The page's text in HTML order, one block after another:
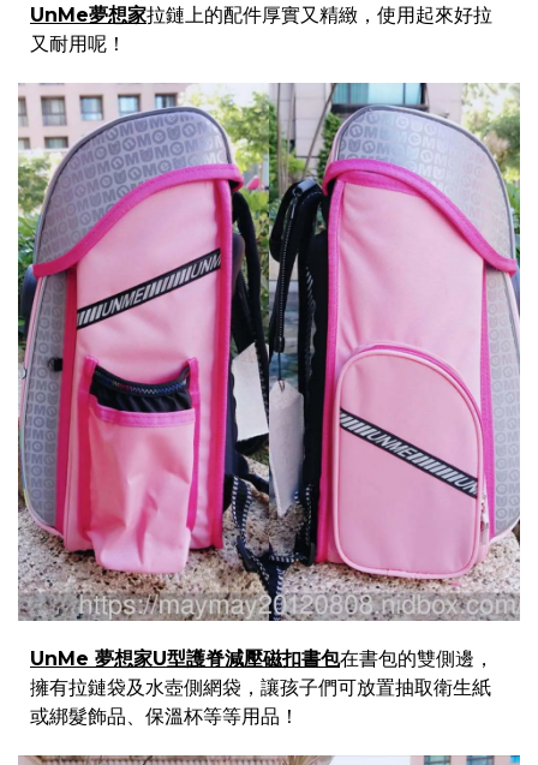
UnMe夢想家拉鏈上的配件厚實又精緻，使用起來好拉
又耐用呢！
UnMe 夢想家U型護脊減壓磁扣書包在書包的雙側邊，
擁有拉鏈袋及水壺側網袋，讓孩子們可放置抽取衛生紙
或綁髮飾品、保溫杯等等用品！